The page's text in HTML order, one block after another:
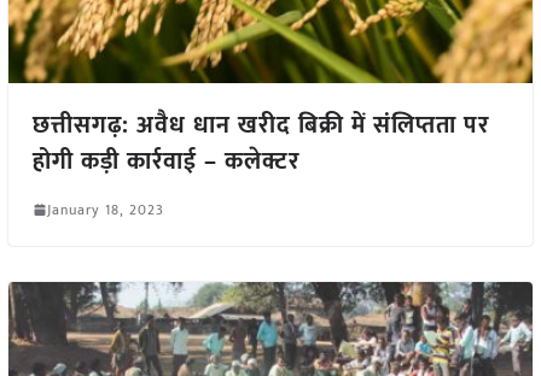
छत्तीसगढ़: अवैध धान खरीद बिक्री में संलिप्तता पर
होगी कड़ी कार्रवाई – कलेक्टर
January 18, 2023